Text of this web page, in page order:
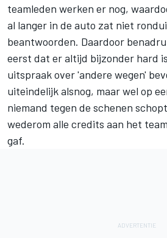
teamleden werken er nog,
al langer in de auto zat niet
beantwoorden. Daardoor
eerst dat er altijd bijzonder hard
uitspraak over 'andere wegen'
uiteindelijk alsnog, maar wel op
niemand tegen de schenen
wederom alle credits aan het
gaf.